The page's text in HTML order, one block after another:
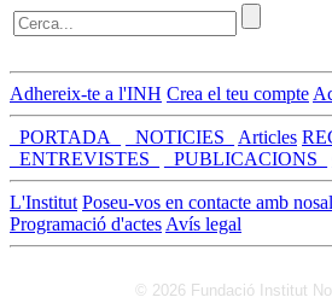
Adhereix-te a l'INH Crea el teu compte
_PORTADA_ _NOTICIES_ Articles
_ENTREVISTES_
_PUBLICACIONS_
L'Institut Poseu-vos en contacte amb
Programació d'actes Avís legal
© 2026 Fundació Institut